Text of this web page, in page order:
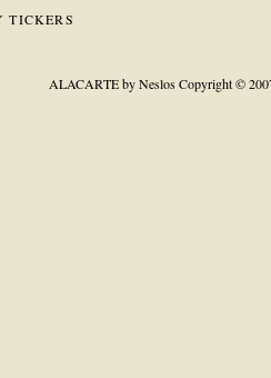
ALACARTE by NeslosCopyright ©